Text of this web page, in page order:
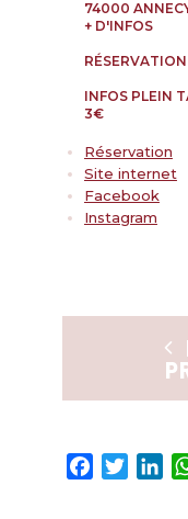
74000
+ D'INFOS
INFOS PLEIN
3€
Réservation
Site internet
Facebook
Instagram
Facebook